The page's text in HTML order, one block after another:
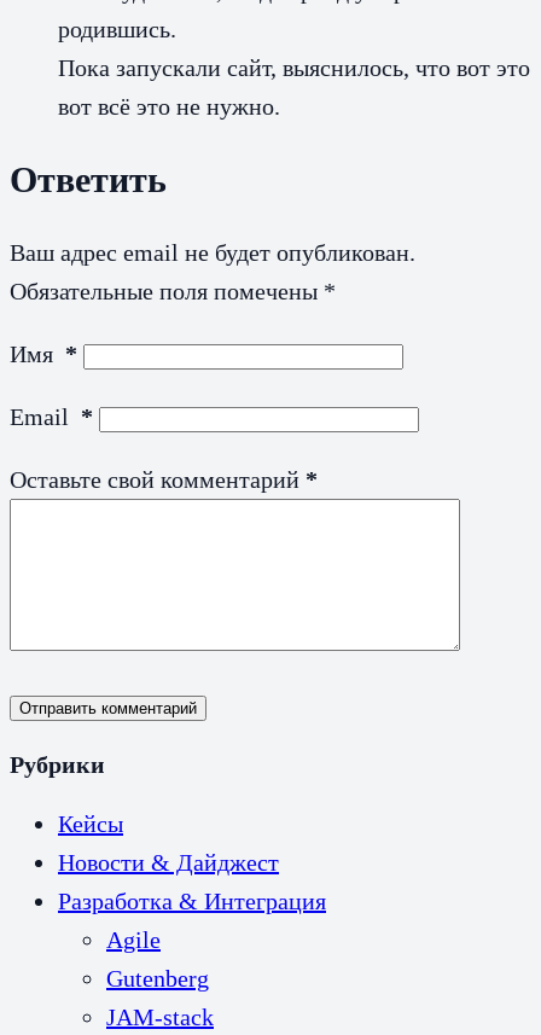
родившись.
Пока запускали сайт, выяснилось, что вот это
вот всё это не нужно.
Ответить
Ваш адрес email не будет опубликован.
Обязательные поля помечены *
Имя *
Email *
Оставьте свой комментарий *
Отправить комментарий
Рубрики
Кейсы
Новости & Дайджест
Разработка & Интеграция
Agile
Gutenberg
JAM-stack